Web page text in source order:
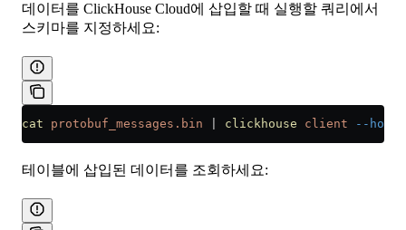
데이터를 ClickHouse Cloud에 삽입할 때 실행할 쿼리에서
스키마를 지정하세요:
cat protobuf_messages.bin clickhouse client --host
테이블에 삽입된 데이터를 조회하세요: